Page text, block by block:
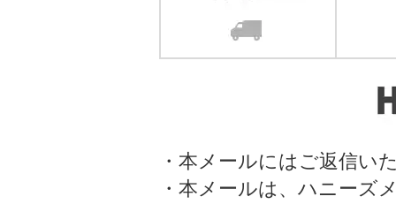
・本メールにはご返信い
・本メールは、ハニーズ